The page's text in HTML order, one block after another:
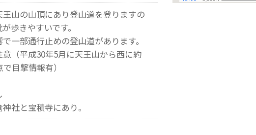
王山の山頂にあり登山道を登りますの
歩きやすいです。
一部通行止めの登山道があります。
意（平成30年5月に天王山から西に約
目撃情報有）
社と宝積寺にあり。